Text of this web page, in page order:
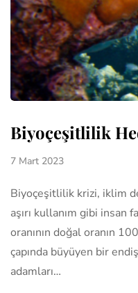
Biyoçeşitlilik
7 Mart 2023
Biyoçeşitlilik krizi, iklim
aşırı kullanım gibi
oranının doğal oranın
çapında büyüyen bir
adamları…